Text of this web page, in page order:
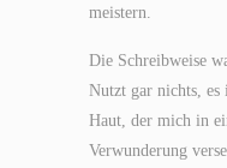
meistern.
Die Schreibweise
Nutzt gar nichts,
Haut, der mich in
Verwunderung